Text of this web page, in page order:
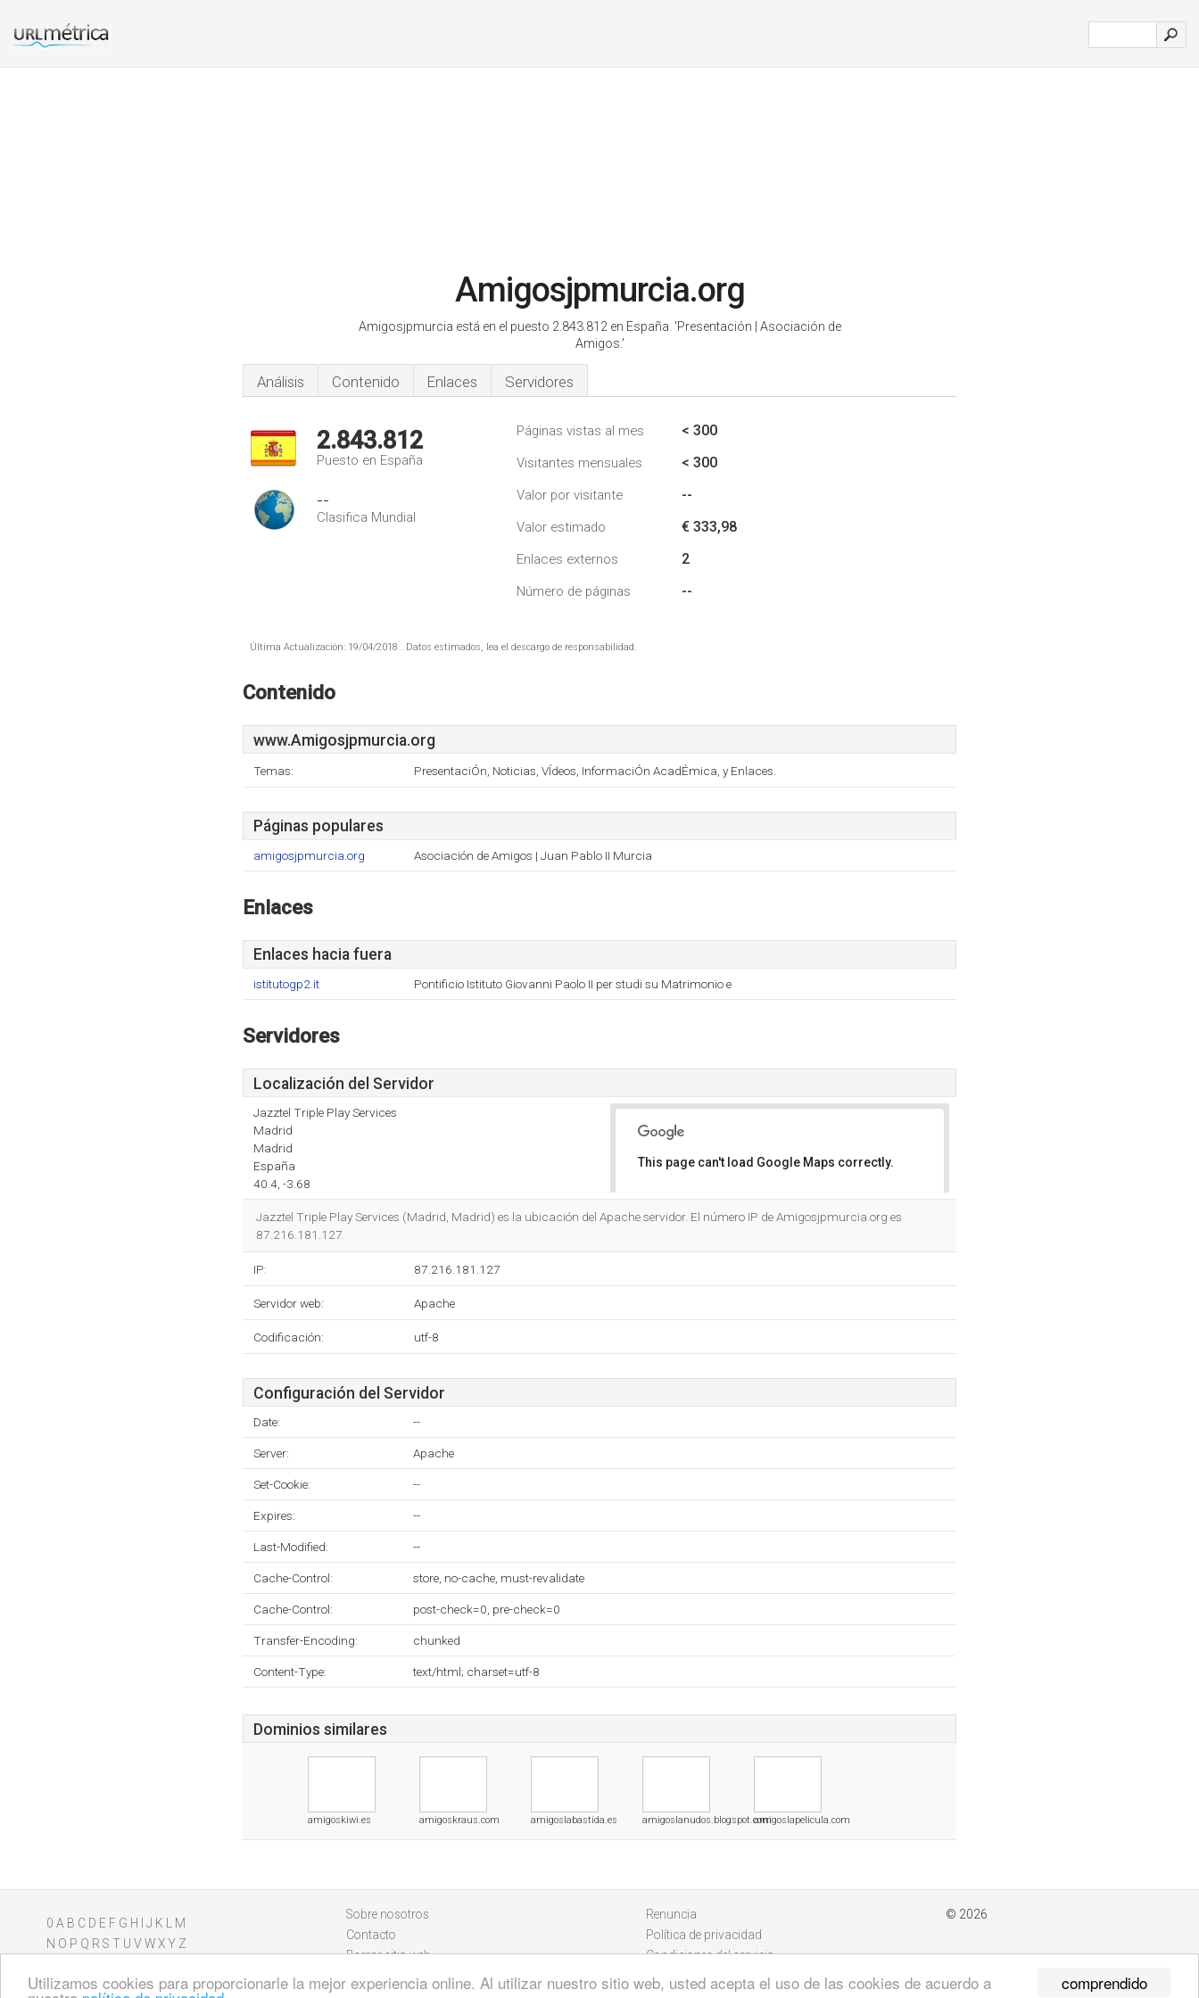
comprendido
Utilizamos cookies para proporcionarle la mejor experiencia online. Al utilizar nuestro sitio web, usted acepta el uso de las cookies de acuerdo a
Amigosjpmurcia.org
Amigosjpmurcia está en el puesto 2.843.812 en España. 'Presentación | Asociación de
Amigos.'
Análisis Contenido Enlaces Servidores
2.843.812
Puesto en España
--
Clasifica Mundial
Páginas vistas al mes < 300
Visitantes mensuales < 300
Valor por visitante --
Valor estimado € 333,98
Enlaces externos 2
Número de páginas --
Última Actualización: 19/04/2018 . Datos estimados, lea el descargo de responsabilidad.
Contenido
www.Amigosjpmurcia.org
Temas: PresentaciÓn, Noticias, VÍdeos, InformaciÓn AcadÉmica, y Enlaces.
Páginas populares
amigosjpmurcia.org Asociación de Amigos | Juan Pablo II Murcia
Enlaces
Enlaces hacia fuera
istitutogp2.it Pontificio Istituto Giovanni Paolo II per studi su Matrimonio e
Servidores
Localización del Servidor
Jazztel Triple Play Services
Madrid
Madrid
España
40.4, -3.68
This page can't load Google Maps correctly.
Jazztel Triple Play Services (Madrid, Madrid) es la ubicación del Apache servidor. El número IP de Amigosjpmurcia.org es
87.216.181.127.
IP: 87.216.181.127
Servidor web: Apache
Codificación: utf-8
Configuración del Servidor
Date: --
Server: Apache
Set-Cookie: --
Expires: --
Last-Modified: --
Cache-Control: store, no-cache, must-revalidate
Cache-Control: post-check=0, pre-check=0
Transfer-Encoding: chunked
Content-Type: text/html; charset=utf-8
Dominios similares
amigoskiwi.es amigoskraus.com amigoslabastida.es amigoslanudos.blogspot.comamigoslapelicula.com
0 A B C D E F G H J K
M
N O P Q R S T U V WXY Z
Sobre nosotros
Contacto
Borrar sitio web
Renuncia
Política de privacidad
Condiciones del servicio
© 2026